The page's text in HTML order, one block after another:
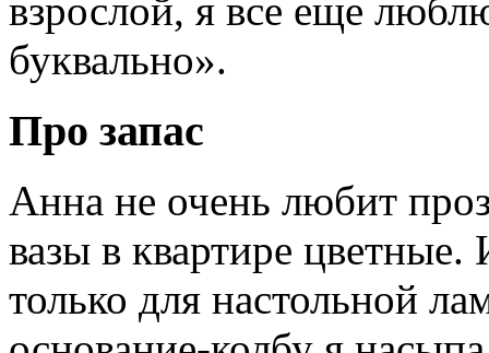
взрослой, я все еще
буквально».
Про запас
Анна не очень любит
вазы в квартире
только для настольной